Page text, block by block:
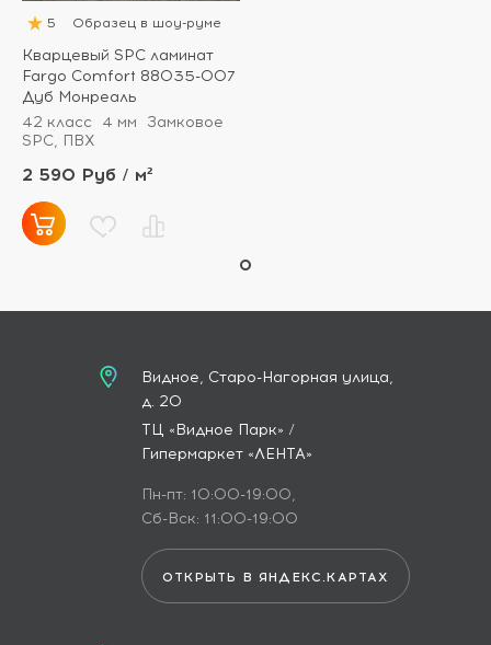
5 Образец в шоу-руме
Кварцевый SPC ламинат
Fargo Comfort 88035-007
Дуб Монреаль
42 класс
4 мм
Замковое
SPC, ПВХ
2 590 Руб / м²
Видное, Старо-Нагорная улица,
д. 20
ТЦ «Видное Парк» /
Гипермаркет «ЛЕНТА»
Пн-пт: 10:00-19:00,
Сб-Вск: 11:00-19:00
ОТКРЫТЬ В ЯНДЕКС.КАРТАХ